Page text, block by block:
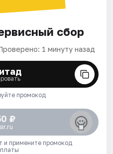
сбор
1 минуту назад
промокод
₽
и примените промокод